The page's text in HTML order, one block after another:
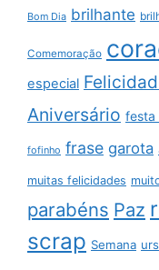
Bom Dia brilhante
Comemoração
especial
Aniversário festa
fofinho frase garota
muitas felicidades
parabéns Paz
scrap Semana